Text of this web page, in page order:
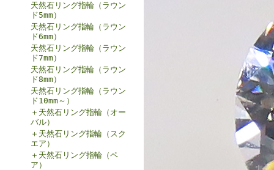
天然石リング指輪（ラウン
ド5mm）
天然石リング指輪（ラウン
ド6mm）
天然石リング指輪（ラウン
ド7mm）
天然石リング指輪（ラウン
ド8mm）
天然石リング指輪（ラウン
ド10mm～）
＋天然石リング指輪（オー
バル）
＋天然石リング指輪（スク
エア）
＋天然石リング指輪（ペ
ア）